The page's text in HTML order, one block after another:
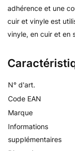
N° d'art.
Code EAN
Marque
Informations
supplémentaires
adhérence et une
cuir et vinyle est
vinyle, en cuir et en